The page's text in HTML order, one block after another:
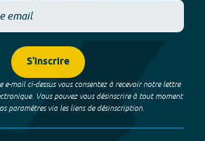
S'inscrire
e-mail ci-dessus vous consentez à recevoir notre lettre
Vous pouvez vous désinscrire à tout moment
paramètres via les liens de désinscription.